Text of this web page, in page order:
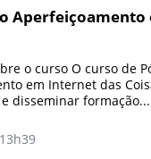
o curso O curso de
em Internet das
disseminar formação...
13h39